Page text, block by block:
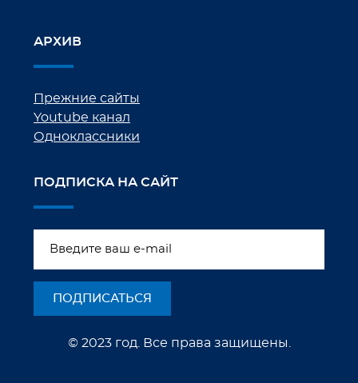
АРХИВ
Прежние сайты
Youtube канал
Одноклассники
ПОДПИСКА НА САЙТ
© 2023 год. Все права защищены.